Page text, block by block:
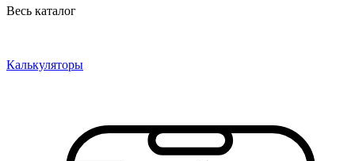
Весь каталог
Калькуляторы